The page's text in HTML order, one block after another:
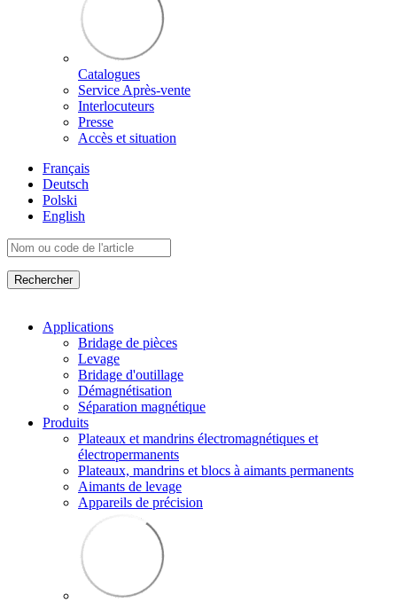
Catalogues
Service Après-vente
Interlocuteurs
Presse
Accès et situation
Français
Deutsch
Polski
English
Applications
Bridage de pièces
Levage
Bridage d'outillage
Démagnétisation
Séparation magnétique
Produits
Plateaux et mandrins électromagnétiques et
électropermanents
Plateaux, mandrins et blocs à aimants permanents
Aimants de levage
Appareils de précision